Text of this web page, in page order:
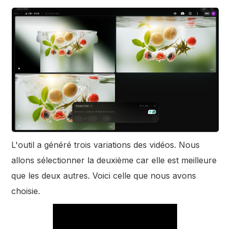
L'outil a généré trois variations des vidéos. Nous
allons sélectionner la deuxième car elle est meilleure
que les deux autres. Voici celle que nous avons
choisie.